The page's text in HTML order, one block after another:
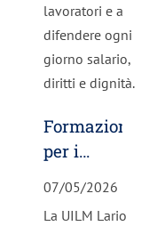
lavoratori e a
difendere ogni
giorno salario,
diritti e dignità.
Formazione
per i
RSU:
comunicare
07/05/2026
La UILM Lario